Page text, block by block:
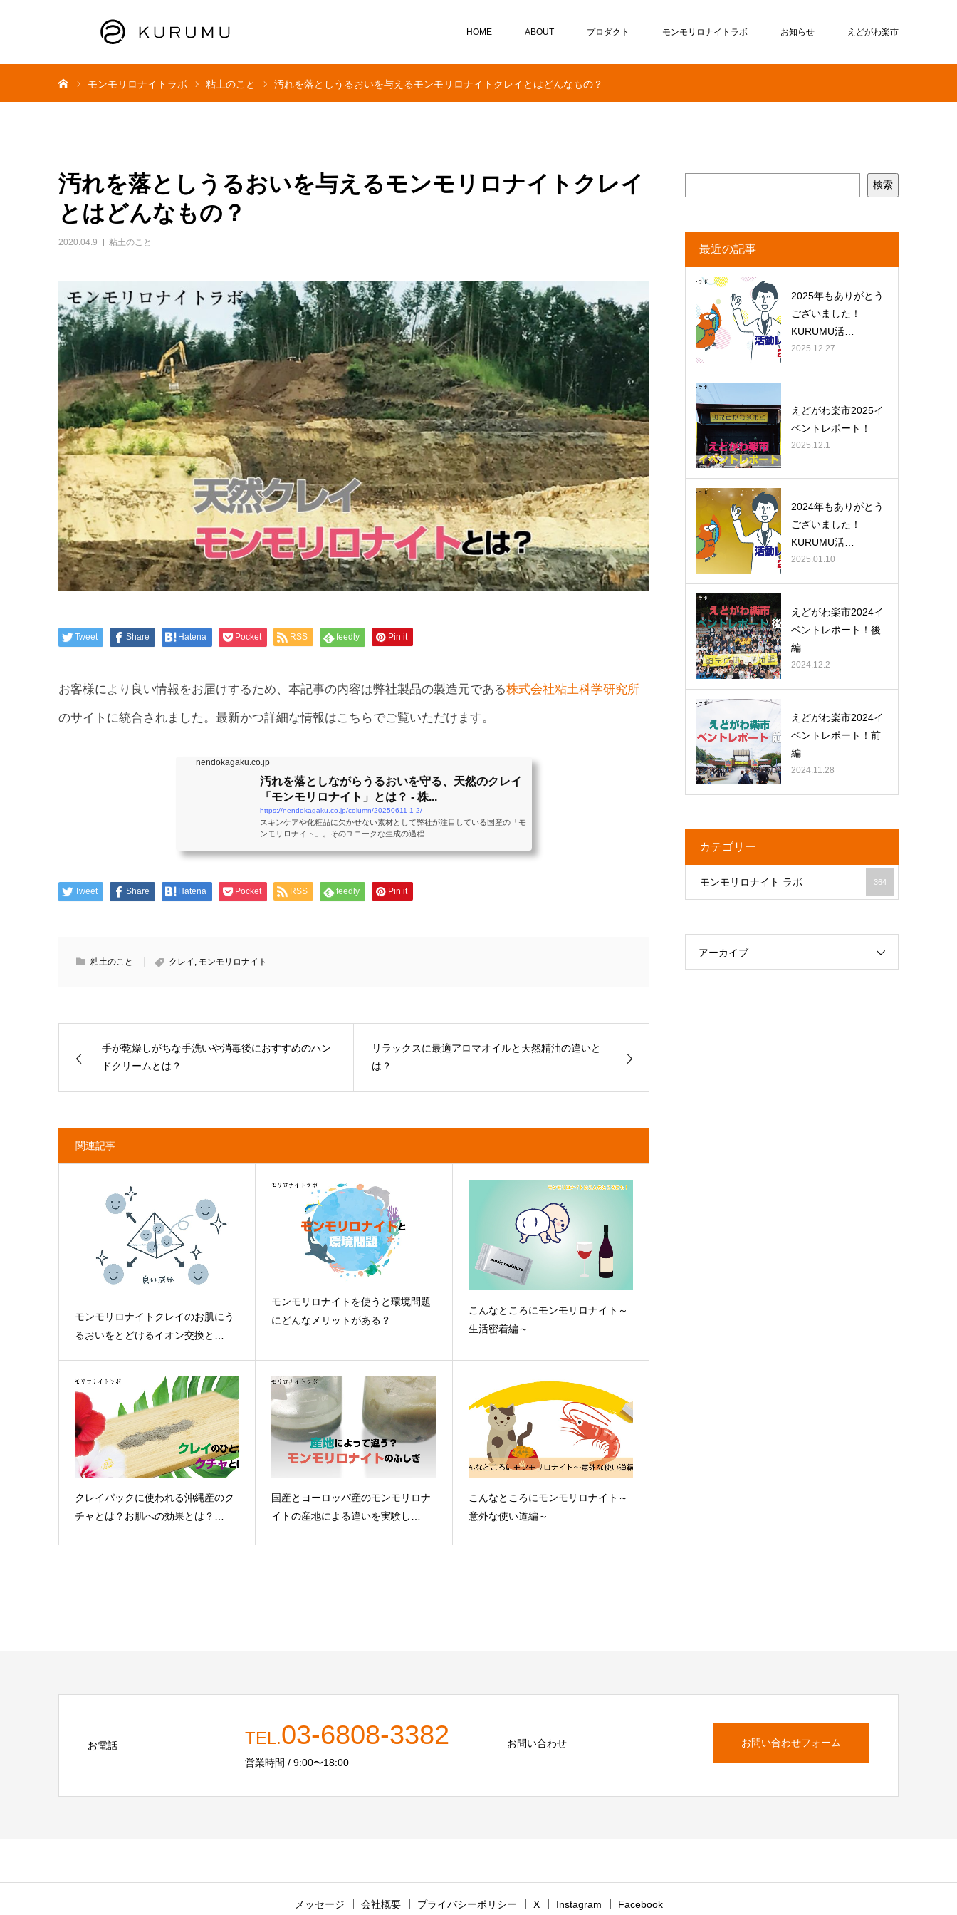
HOME ABOUT プロダクト モンモリロナイトラボ お知らせ えどがわ楽市
モンモリロナイトラボ 粘土のこと 汚れを落としうるおいを与えるモンモリロナイトクレイとはどんなもの？
汚れを落としうるおいを与えるモンモリロナイトクレイ
とはどんなもの？
2020.04.9 粘土のこと
Tweet Share Hatena Pocket RSS feedly Pin it
お客様により良い情報をお届けするため、本記事の内容は弊社製品の製造元である株式会社粘土科学研究所
のサイトに統合されました。最新かつ詳細な情報はこちらでご覧いただけます。
nendokagaku.co.jp
汚れを落としながらうるおいを守る、天然のクレイ
「モンモリロナイト」とは？ - 株...
https://nendokagaku.co.jp/column/20250611-1-2/
スキンケアや化粧品に欠かせない素材として弊社が注目している国産の「モ
ンモリロナイト」。そのユニークな生成の過程
Tweet Share Hatena Pocket RSS feedly Pin it
粘土のこと クレイ , モンモリロナイト
手が乾燥しがちな手洗いや消毒後におすすめのハン
ドクリームとは？
リラックスに最適アロマオイルと天然精油の違いと
は？
関連記事
モンモリロナイトクレイのお肌にう
るおいをとどけるイオン交換と…
モンモリロナイトを使うと環境問題
にどんなメリットがある？
こんなところにモンモリロナイト～
生活密着編～
クレイパックに使われる沖縄産のク
チャとは？お肌への効果とは？…
国産とヨーロッパ産のモンモリロナ
イトの産地による違いを実験し…
こんなところにモンモリロナイト～
意外な使い道編～
検索
最近の記事
2025年もありがとう
ございました！
KURUMU活…
2025.12.27
えどがわ楽市2025イ
ベントレポート！
2025.12.1
2024年もありがとう
ございました！
KURUMU活…
2025.01.10
えどがわ楽市2024イ
ベントレポート！後
編
2024.12.2
えどがわ楽市2024イ
ベントレポート！前
編
2024.11.28
カテゴリー
モンモリロナイト ラボ 364
アーカイブ
お電話 TEL.03-6808-3382
営業時間 / 9:00〜18:00
お問い合わせ お問い合わせフォーム
メッセージ 会社概要 プライバシーポリシー X Instagram Facebook